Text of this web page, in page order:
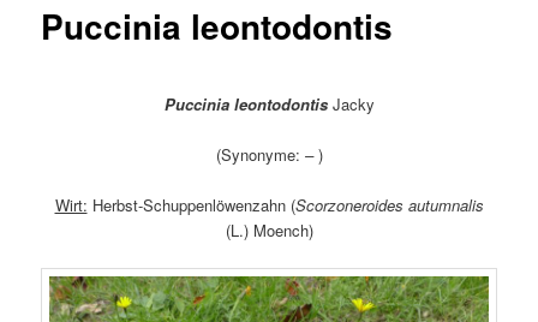
Puccinia leontodontis
Puccinia leontodontis Jacky
(Synonyme: –)
Wirt: Herbst-Schuppenlöwenzahn (Scorzoneroides autumnalis
(L.) Moench)